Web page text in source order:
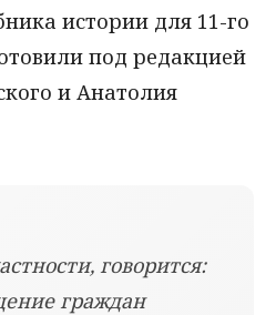
истории для 11-го
под редакцией
и Анатолия
говорится:
граждан